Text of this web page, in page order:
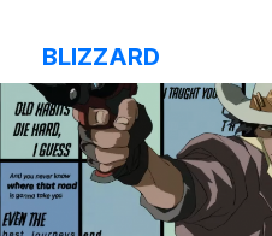
BLIZZARD